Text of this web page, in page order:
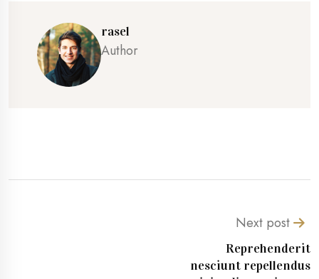
rasel
Author
Next post
Reprehenderit
nesciunt repellendus